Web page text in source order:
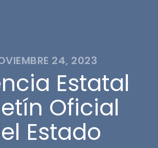
24, 2023
Estatal
Oficial
Estado